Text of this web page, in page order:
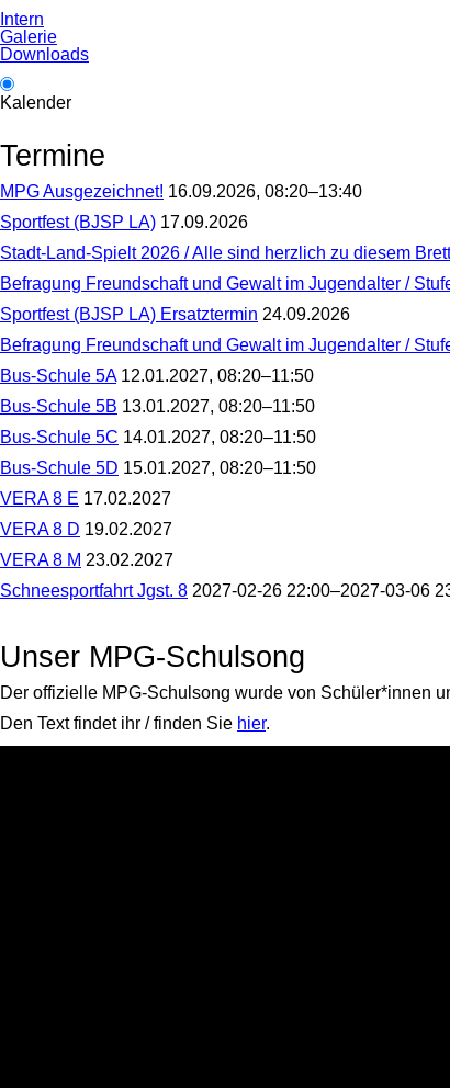
Intern
Galerie
Downloads
Kalender
Termine
MPG Ausgezeichnet! 16.09.2026, 08:20–13:40
Ausgezeichnet!
Sportfest (BJSP LA) 17.09.2026
(BJSP
LA)
Stadt-Land-Spielt 2026 / Alle sind herzlich zu diesem
Land-
Spielt
2026
/
Alle
sind
zu
diesem
Brettspieltag
im
Foyer
des
eingeladen.
Die
Brettspiel-
AG
freut
Sie/euch
Befragung Freundschaft und Gewalt im Jugendalter /
Freundschaft
und
Gewalt
im
Jugendalter
/
8
Sportfest (BJSP LA) Ersatztermin 24.09.2026
(BJSP
LA)
Ersatztermin
Befragung Freundschaft und Gewalt im Jugendalter /
Freundschaft
und
Gewalt
im
Jugendalter
/
9
Bus-Schule 5A 12.01.2027, 08:20–11:50
Schule
5A
Bus-Schule 5B 13.01.2027, 08:20–11:50
Schule
5B
Bus-Schule 5C 14.01.2027, 08:20–11:50
Schule
5C
Bus-Schule 5D 15.01.2027, 08:20–11:50
Schule
5D
VERA 8 E 17.02.2027
8
E
VERA 8 D 19.02.2027
8
D
VERA 8 M 23.02.2027
8
Schneesportfahrt Jgst. 8 2027-02-26 22:00–2027-03-06
8Unser MPG-Schulsong
Der offizielle MPG-Schulsong wurde von Schüler*innen
Den Text findet ihr / finden Sie hier.